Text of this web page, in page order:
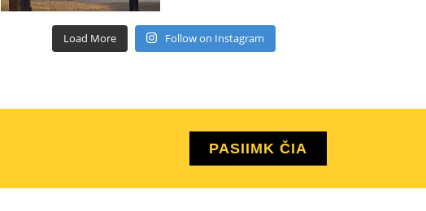
Load More Follow on Instagram
PASIIMK ČIA